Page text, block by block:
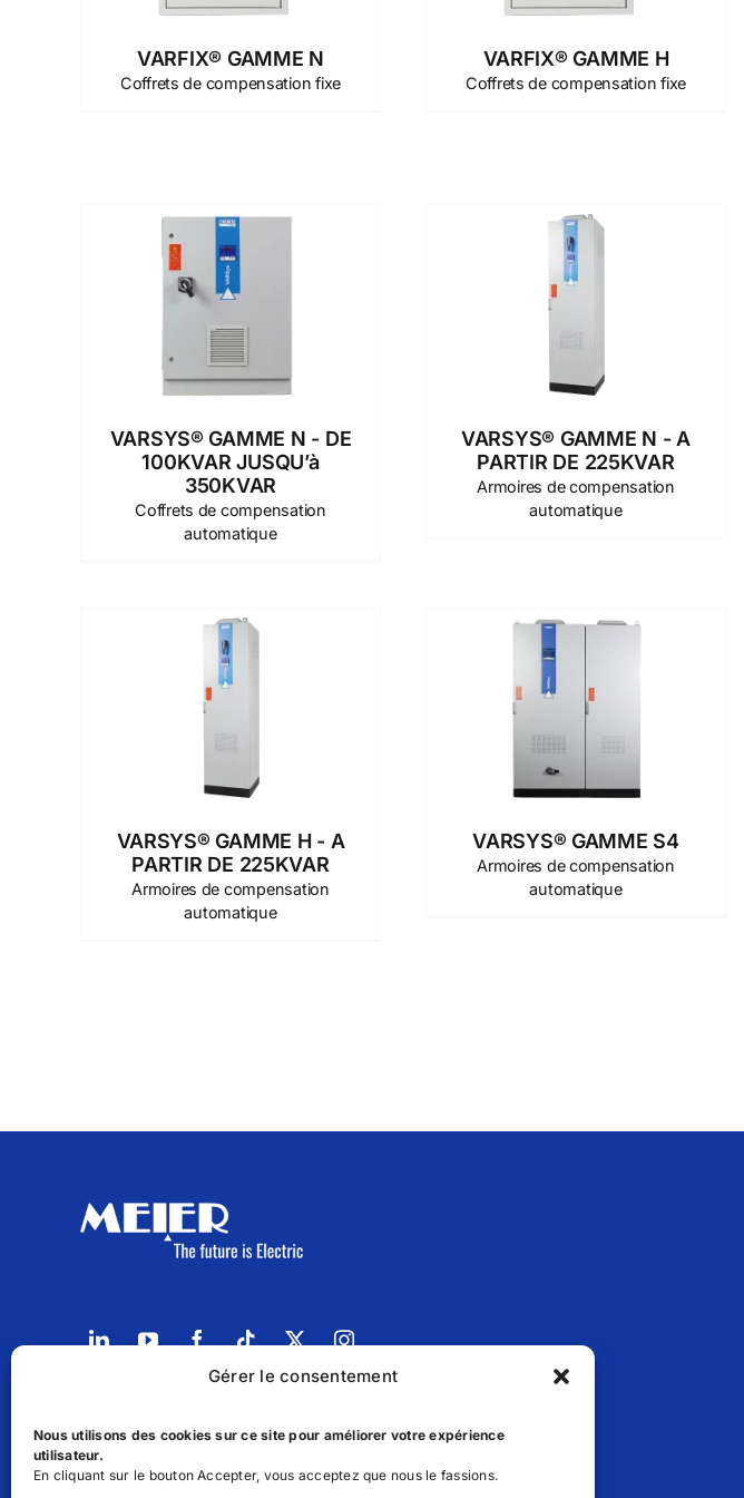
Gérer le consentement
Nous utilisons des cookies sur ce site pour améliorer votre expérience
utilisateur.
En cliquant sur le bouton Accepter, vous acceptez que nous le fassions.
VARFIX® GAMME N
Coffrets de compensation fixe
VARFIX® GAMME H
Coffrets de compensation fixe
VARSYS® GAMME N - DE
100KVAR JUSQU’à
350KVAR
Coffrets de compensation
automatique
VARSYS® GAMME N - A
PARTIR DE 225KVAR
Armoires de compensation
automatique
VARSYS® GAMME H - A
PARTIR DE 225KVAR
Armoires de compensation
automatique
VARSYS® GAMME S4
Armoires de compensation
automatique